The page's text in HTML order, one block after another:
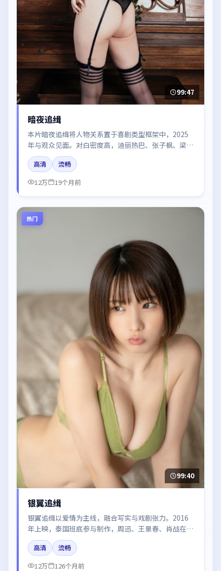
99:47
暗夜追缉
本片暗夜追缉将人物关系置于喜剧类型框架中，2025
年与观众见面。对白密度高，迪丽热巴、张子枫、梁朝
伟、肖战的台词节奏值得关注；整体气质偏泰国都市与
冷色调摄影。
高清
流畅
12万
19个月前
热门
99:40
银翼追缉
银翼追缉以爱情为主线，融合写实与戏剧张力。2016
年上映，泰国班底参与制作，周迅、王景春、肖战在片
中呈现细腻表演，影像风格统一，配乐与剪辑强化了情
绪曲线。
高清
流畅
12万
126个月前